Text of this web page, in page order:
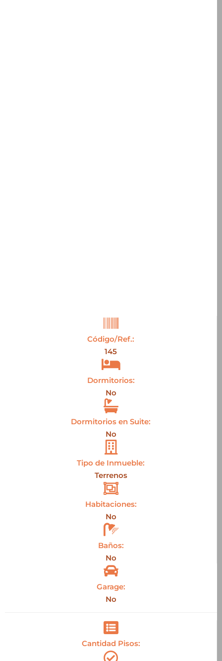
Código/Ref.:
145
Dormitorios:
No
Dormitorios en Suite:
No
Tipo de Inmueble:
Terrenos
Habitaciones:
No
Baños:
No
Garage:
No
Cantidad Pisos: